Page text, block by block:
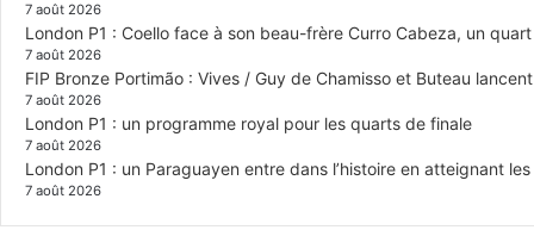
7 août 2026
London P1 : Coello face à son beau-frère Curro Cabeza, un
7 août 2026
FIP Bronze Portimão : Vives / Guy de Chamisso et Buteau
7 août 2026
London P1 : un programme royal pour les quarts de finale
7 août 2026
London P1 : un Paraguayen entre dans l’histoire en atteignant
7 août 2026